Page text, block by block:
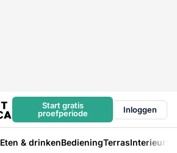
Start gratis
proefperiode
Inloggen
Eten & drinkenBedieningTerrasInterieur